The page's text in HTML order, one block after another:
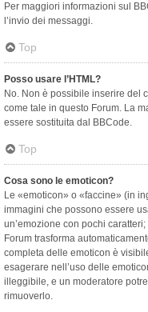
Per maggiori informazioni sul
l’invio dei messaggi.
Top
Posso usare l’HTML?
No. Non è possibile inserire del
come tale in questo Forum. La
essere sostituita dal BBCode.
Top
Cosa sono le emoticon?
Le «emoticon» o «faccine» (in
immagini che possono essere
un’emozione con pochi
Forum trasforma
completa delle emoticon è
esagerare nell’uso delle
illeggibile, e un moderatore
rimuoverlo.